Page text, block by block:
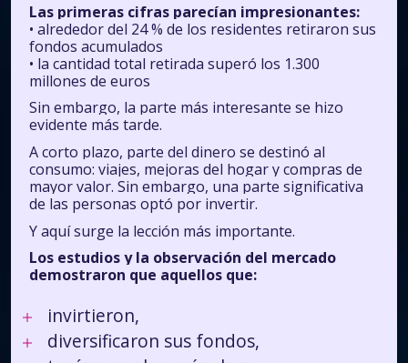
Las primeras cifras parecían impresionantes:
• alrededor del 24 % de los residentes retiraron sus
fondos acumulados
• la cantidad total retirada superó los 1.300
millones de euros
Sin embargo, la parte más interesante se hizo
evidente más tarde.
A corto plazo, parte del dinero se destinó al
consumo: viajes, mejoras del hogar y compras de
mayor valor. Sin embargo, una parte significativa
de las personas optó por invertir.
Y aquí surge la lección más importante.
Los estudios y la observación del mercado
demostraron que aquellos que:
invirtieron,
diversificaron sus fondos,